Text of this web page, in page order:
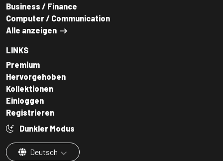
Business / Finance
Computer / Communication
Alle anzeigen
LINKS
Premium
Hervorgehoben
Kollektionen
Einloggen
Registrieren
Dunkler Modus
Deutsch